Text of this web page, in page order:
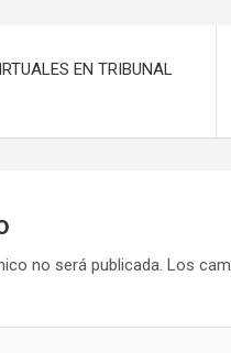
EN TRIBUNAL
no será publicada. Los